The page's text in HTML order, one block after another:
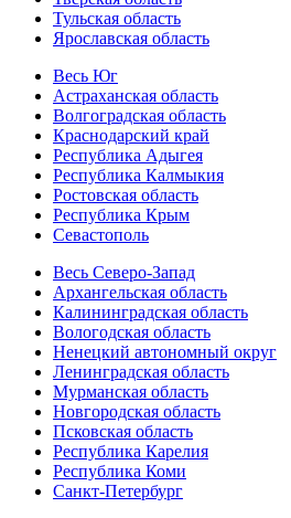
Тульская область
Ярославская область
Весь Юг
Астраханская область
Волгоградская область
Краснодарский край
Республика Адыгея
Республика Калмыкия
Ростовская область
Республика Крым
Севастополь
Весь Северо-Запад
Архангельская область
Калининградская область
Вологодская область
Ненецкий автономный округ
Ленинградская область
Мурманская область
Новгородская область
Псковская область
Республика Карелия
Республика Коми
Санкт-Петербург